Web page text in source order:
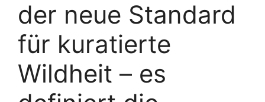
der neue Standard
für kuratierte
Wildheit – es